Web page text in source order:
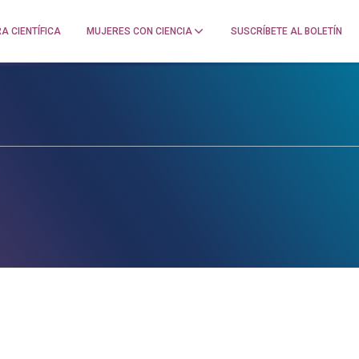
CIENTÍFICA MUJERES CON CIENCIA SUSCRÍBETE AL BOLETÍN